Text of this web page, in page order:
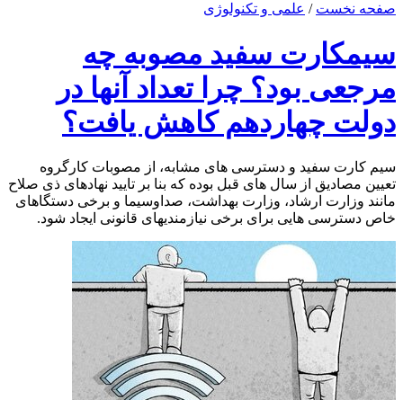
صفحه نخست / علمی و تکنولوژی
سیمکارت سفید مصوبه چه
مرجعی بود؟ چرا تعداد آنها در
دولت چهاردهم کاهش یافت؟
سیم کارت سفید و دسترسی های مشابه، از مصوبات کارگروه
تعیین مصادیق از سال های قبل بوده که بنا بر تایید نهادهای ذی صلاح
مانند وزارت ارشاد، وزارت بهداشت، صداوسیما و برخی دستگاهای
خاص دسترسی هایی برای برخی نیازمندیهای قانونی ایجاد شود.